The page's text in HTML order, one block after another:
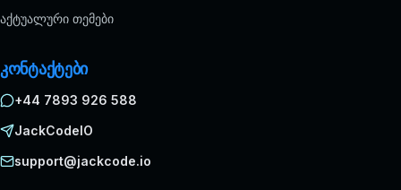
აქტუალური თემები
კონტაქტები
+44 7893 926 588
JackCodeIO
support@jackcode.io